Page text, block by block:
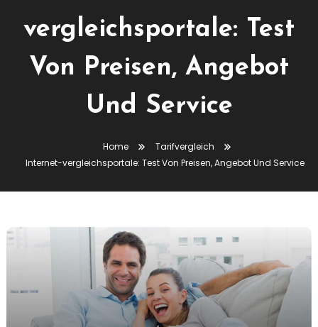
vergleichsportale: Test
Von Preisen, Angebot
Und Service
Home
Tarifvergleich
Internet-vergleichsportale: Test Von Preisen, Angebot Und Service